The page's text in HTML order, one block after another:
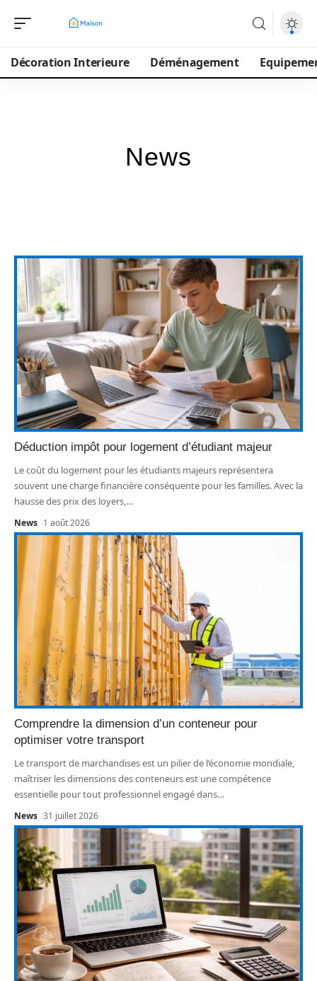
Décoration Interieure Déménagement
News
Déduction impôt pour logement d’étudiant majeur
Le coût du logement pour les étudiants majeurs représentera
souvent une charge financière conséquente pour les familles. Avec la
hausse des prix des loyers,…
News 1 août 2026
Comprendre la dimension d’un conteneur pour
optimiser votre transport
Le transport de marchandises est un pilier de l’économie mondiale,
maîtriser les dimensions des conteneurs est une compétence
essentielle pour tout professionnel engagé dans…
News 31 juillet 2026